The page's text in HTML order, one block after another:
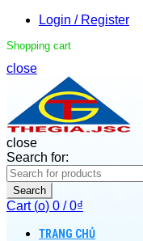
Login / Register
Shopping cart
close
close
Search for:
Search
Cart (o) 0 / 0₫
TRANG CHỦ